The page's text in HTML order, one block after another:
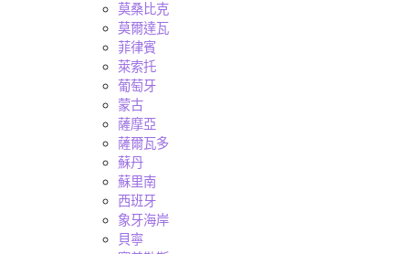
莫桑比克
莫爾達瓦
菲律賓
萊索托
葡萄牙
蒙古
薩摩亞
薩爾瓦多
蘇丹
蘇里南
西班牙
象牙海岸
貝寧